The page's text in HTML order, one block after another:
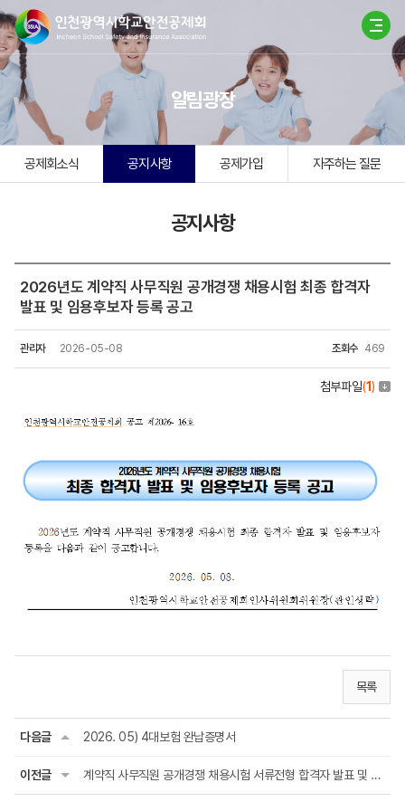
알림광장
공제회소식 공지사항 공제가입 자주하는 질문
공지사항
2026년도 계약직 사무직원 공개경쟁 채용시험 최종 합격자
발표 및 임용후보자 등록 공고
관리자 2026-05-08 조회수 469
첨부파일(1)
목록
다음글 2026. 05) 4대보험 완납증명서
이전글 계약직 사무직원 공개경쟁 채용시험 서류전형 합격자 발표 및 면접시험 시행계획 공...